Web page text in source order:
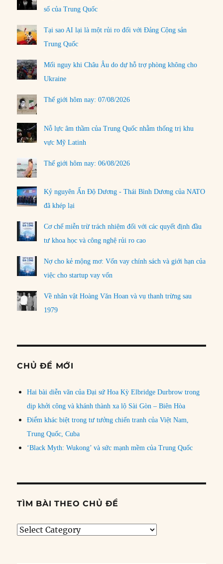
số của Trung Quốc
Tại sao AI lại là một rủi ro đối với Đảng Cộng sản
Trung Quốc
Mối nguy khi Châu Âu do dự hỗ trợ phòng không cho
Ukraine
Thế giới hôm nay: 07/08/2026
Nỗ lực âm thầm của Trung Quốc nhằm thống trị khu
vực Mỹ Latinh
Thế giới hôm nay: 06/08/2026
Kỷ nguyên Ấn Độ Dương - Thái Bình Dương của NATO
đã khép lại
Cơ chế miễn trừ trách nhiệm đối với các quyết định đầu
tư khoa học và công nghệ rủi ro cao
Nợ cho kẻ mộng mơ: Vốn vay chính sách và giới hạn của
việc cho startup vay vốn
Về nhân vật Hoàng Văn Hoan và vụ thanh trừng sau
1979
CHỦ ĐỀ MỚI
Hai bài diễn văn của Đại sứ Hoa Kỳ Elbridge Durbrow trong
dịp khởi công và khánh thành xa lộ Sài Gòn – Biên Hòa
Điểm khác biệt trong tư tưởng chiến tranh của Việt Nam,
Trung Quốc, Cuba
‘Black Myth: Wukong’ và sức mạnh mềm của Trung Quốc
TÌM BÀI THEO CHỦ ĐỀ
Tìm